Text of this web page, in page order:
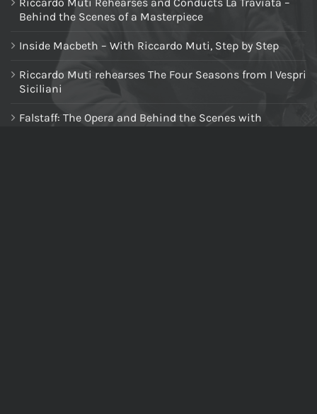
Riccardo Muti Rehearses and Conducts La Traviata –
Behind the Scenes of a Masterpiece
Inside Macbeth – With Riccardo Muti, Step by Step
Riccardo Muti rehearses The Four Seasons from I Vespri
Siciliani
Falstaff: The Opera and Behind the Scenes with